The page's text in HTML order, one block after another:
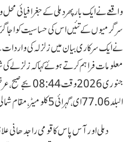
واقعے نے ایک بار پھر دہلی کے جغرافیائی
سرگرمیوں کے تئیں اس کی حساسیت کو
نے ایک سرکاری بیان میں زلزلہ کی
البلد 77.06 ای، گہرائی 5 کلومیٹر، مقام شمالی دہلی۔
دہلی اور آس پاس کا قومی راجدھانی